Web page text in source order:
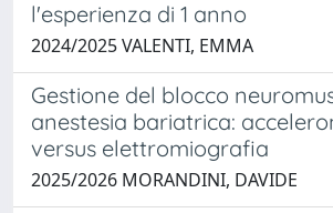
l'esperienza di 1 anno
2024/2025 VALENTI, EMMA
Gestione del blocco
anestesia bariatrica:
versus elettromiografia
2025/2026 MORANDINI, DAVIDE